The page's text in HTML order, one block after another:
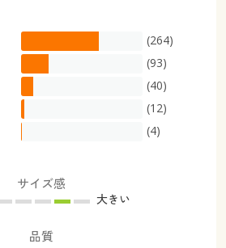
(264)
(93)
(40)
(12)
(4)
サイズ感
大きい
品質